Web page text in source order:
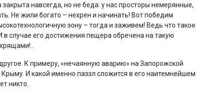
навсегда, но не беда: у нас просторы немерянные,
Не жили богато – нехрен и начинать! Вот победим
зону – тогда и заживем! Ведь что такое
в случае его достижения пещера обречена на такую
К примеру, «нечаянную аварию» на Запорожской
И какой именно паззл сложится в его наитемнейшем
никто.